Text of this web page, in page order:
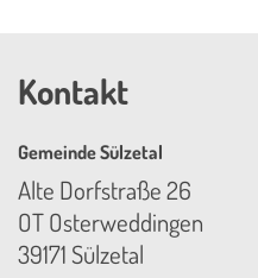
Kontakt
Gemeinde Sülzetal
Alte Dorfstraße 26
OT Osterweddingen
39171 Sülzetal